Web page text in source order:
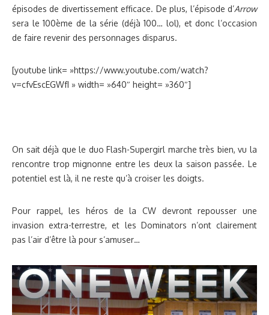
épisodes de divertissement efficace. De plus, l’épisode d’Arrow
sera le 100ème de la série (déjà 100… lol), et donc l’occasion
de faire revenir des personnages disparus.
[youtube link= »https://www.youtube.com/watch?
v=cfvEscEGWfI » width= »640″ height= »360″]
On sait déjà que le duo Flash-Supergirl marche très bien, vu la
rencontre trop mignonne entre les deux la saison passée. Le
potentiel est là, il ne reste qu’à croiser les doigts.
Pour rappel, les héros de la CW devront repousser une
invasion extra-terrestre, et les Dominators n’ont clairement
pas l’air d’être là pour s’amuser…